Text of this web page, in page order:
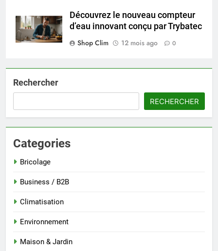
Découvrez le nouveau compteur
d’eau innovant conçu par Trybatec
Shop Clim
12 mois ago 0
Rechercher
RECHERCHER
Categories
Bricolage
Business / B2B
Climatisation
Environnement
Maison & Jardin